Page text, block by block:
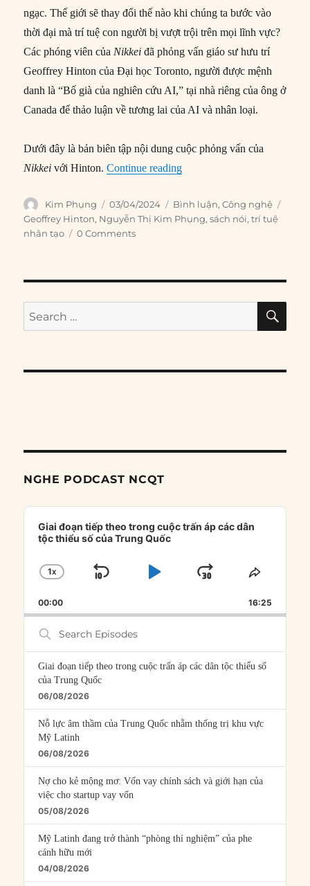
ngạc. Thế giới sẽ thay đổi thế nào khi chúng ta bước vào
thời đại mà trí tuệ con người bị vượt trội trên mọi lĩnh vực?
Các phóng viên của Nikkei đã phỏng vấn giáo sư hưu trí
Geoffrey Hinton của Đại học Toronto, người được mệnh
danh là “Bố già của nghiên cứu AI,” tại nhà riêng của ông ở
Canada để thảo luận về tương lai của AI và nhân loại.
Dưới đây là bản biên tập nội dung cuộc phỏng vấn của
Nikkei với Hinton.Continue reading““Bố già AI” lên tiếng về
Author
Kim Phụng
Posted
on
03/04/2024 Categories
Bình luận,Công nghệ
Geoffrey Hinton, Nguyễn Thị Kim Phụng,sách nói,trí tuệ
nhân tạo
0 Comments
Search
for:
NGHE PODCAST NCQT
Audio
Player
Giai đoạn tiếp theo trong cuộc trấn áp các dân
tộc thiểu số của Trung Quốc
CHANGE
RATE
1X
SKIP
PLAYJUMP
FORWARD
SHARE
00:00 16:25
Search
Episodes
Giai đoạn tiếp theo trong cuộc trấn áp các dân tộc thiểu số
của Trung Quốc
06/08/2026
Nỗ lực âm thầm của Trung Quốc nhằm thống trị khu vực
Mỹ Latinh
06/08/2026
Nợ cho kẻ mộng mơ: Vốn vay chính sách và giới hạn của
việc cho startup vay vốn
05/08/2026
Mỹ Latinh đang trở thành “phòng thí nghiệm” của phe
cánh hữu mới
04/08/2026